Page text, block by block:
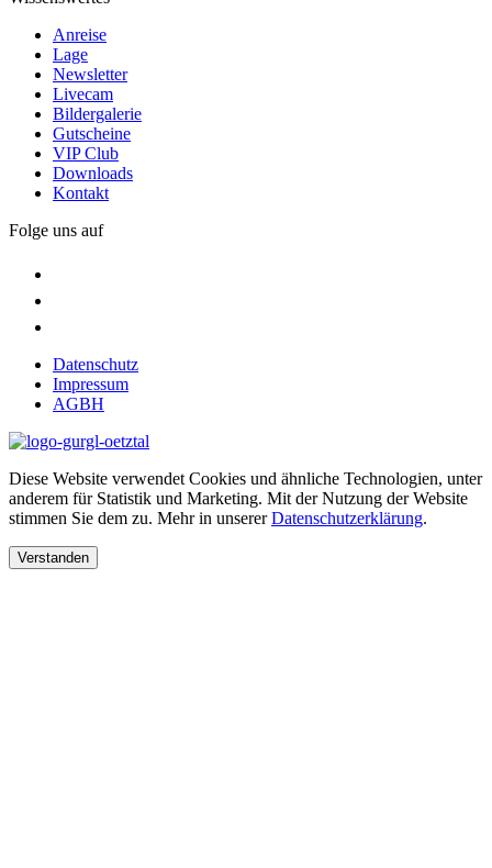
Anreise
Lage
Newsletter
Livecam
Bildergalerie
Gutscheine
VIP Club
Downloads
Kontakt
Folge uns auf
Datenschutz
Impressum
AGBH
Diese Website verwendet Cookies und ähnliche Technologien, unter
anderem für Statistik und Marketing. Mit der Nutzung der Website
stimmen Sie dem zu. Mehr in unserer Datenschutzerklärung.
Verstanden